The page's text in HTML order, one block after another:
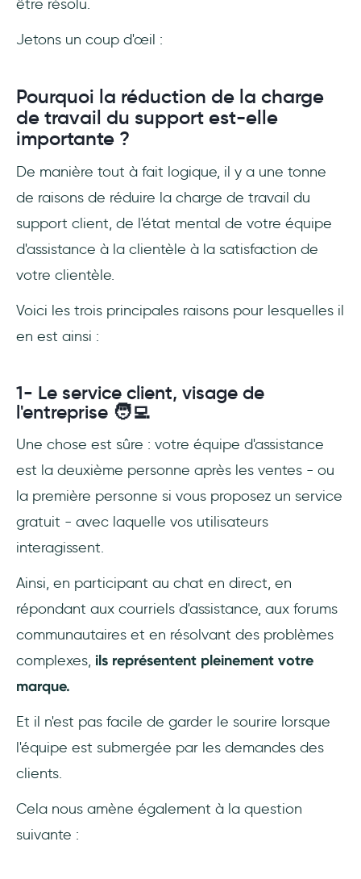
être résolu.
Jetons un coup d'œil :
Pourquoi la réduction de la charge
de travail du support est-elle
importante ?
De manière tout à fait logique, il y a une tonne
de raisons de réduire la charge de travail du
support client, de l'état mental de votre équipe
d'assistance à la clientèle à la satisfaction de
votre clientèle.
Voici les trois principales raisons pour lesquelles il
en est ainsi :
1- Le service client, visage de
l'entreprise 🧑‍💻
Une chose est sûre : votre équipe d'assistance
est la deuxième personne après les ventes - ou
la première personne si vous proposez un service
gratuit - avec laquelle vos utilisateurs
interagissent.
Ainsi, en participant au chat en direct, en
répondant aux courriels d'assistance, aux forums
communautaires et en résolvant des problèmes
complexes, ils représentent pleinement votre
marque.
Et il n'est pas facile de garder le sourire lorsque
l'équipe est submergée par les demandes des
clients.
Cela nous amène également à la question
suivante :